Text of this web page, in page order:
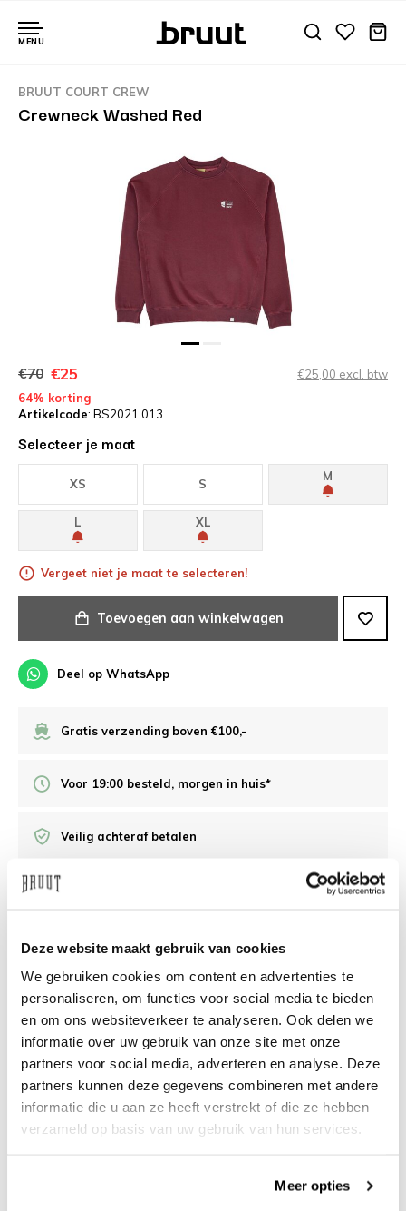
Deze website maakt gebruik van cookies
We gebruiken cookies om content en advertenties te
personaliseren, om functies voor social media te bieden
en om ons websiteverkeer te analyseren. Ook delen we
informatie over uw gebruik van onze site met onze
partners voor social media, adverteren en analyse. Deze
partners kunnen deze gegevens combineren met andere
informatie die u aan ze heeft verstrekt of die ze hebben
verzameld op basis van uw gebruik van hun services.
Meer opties
MENU
BRUUT COURT CREW
Crewneck Washed Red
€70 €25
€25,00 excl. btw
64% korting
Artikelcode: BS2021 013
Selecteer je maat
XS S
M
L XL
Vergeet niet je maat te selecteren!
Toevoegen aan winkelwagen
Deel op WhatsApp
Gratis verzending boven €100,-
Voor 19:00 besteld, morgen in huis*
Veilig achteraf betalen
Hulp nodig? We helpen
info@bruut.nl Live chat Whatsapp
Over dit product
Verzenden & retourneren
Gerelateerde producten